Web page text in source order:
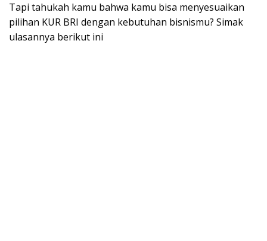
Tapi tahukah kamu bahwa kamu bisa menyesuaikan
pilihan KUR BRI dengan kebutuhan bisnismu? Simak
ulasannya berikut ini